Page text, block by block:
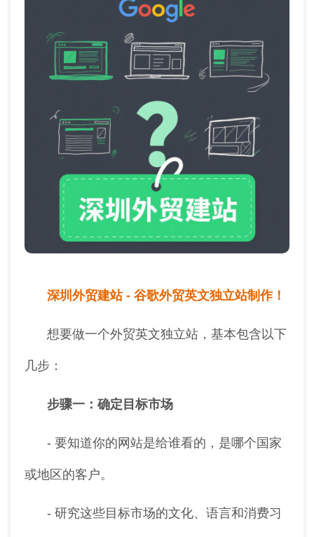
深圳外贸建站 - 谷歌外贸英文独立站制作！
想要做一个外贸英文独立站，基本包含以下
几步：
步骤一：确定目标市场
- 要知道你的网站是给谁看的，是哪个国家
或地区的客户。
- 研究这些目标市场的文化、语言和消费习